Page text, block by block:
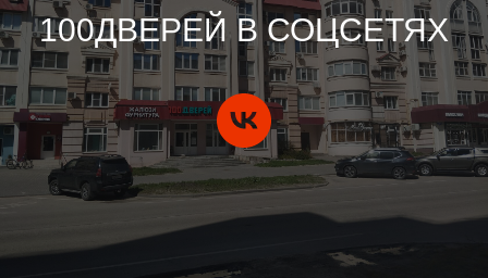
100ДВЕРЕЙ В СОЦСЕТЯХ